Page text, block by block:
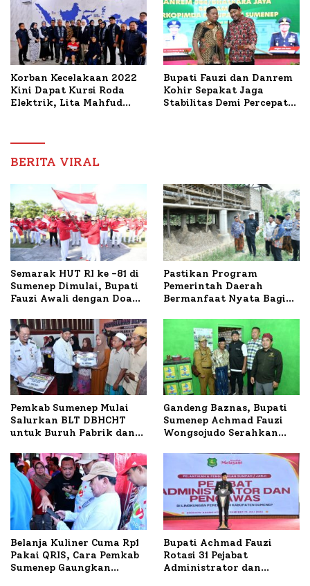
Korban Kecelakaan 2022
Kini Dapat Kursi Roda
Elektrik, Lita Mahfud
Nabil
Bupati Fauzi dan Danrem
Kohir Sepakat Jaga
Stabilitas Demi Percepat
BERITA VIRAL
Semarak HUT RI ke -81 di
Sumenep Dimulai, Bupati
Fauzi Awali dengan Doa
Terbakar
Pastikan Program
Pemerintah Daerah
Bermanfaat Nyata Bagi
Sumenep Tinjau Langsung
Budidaya Lele dan Ayam
Petelur di Desa Bataal
Timur
Pemkab Sumenep Mulai
Salurkan BLT DBHCHT
untuk Buruh Pabrik dan
Gandeng Baznas, Bupati
Sumenep Achmad Fauzi
Wongsojudo Serahkan
Dua Kecamatan
Belanja Kuliner Cuma Rp1
Pakai QRIS, Cara Pemkab
Sumenep Gaungkan
Bupati Achmad Fauzi
Rotasi 31 Pejabat
Administrator dan